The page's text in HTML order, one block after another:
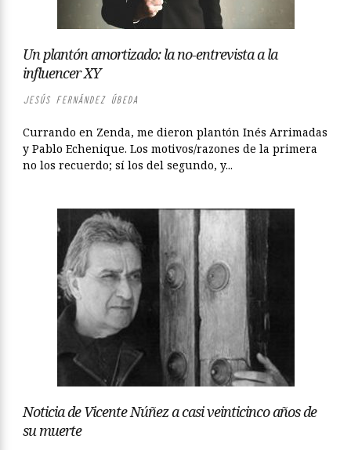
Un plantón amortizado: la no-entrevista a la
influencer XY
JESÚS FERNÁNDEZ ÚBEDA
Currando en Zenda, me dieron plantón Inés Arrimadas
y Pablo Echenique. Los motivos/razones de la primera
no los recuerdo; sí los del segundo, y...
Noticia de Vicente Núñez a casi veinticinco años de
su muerte